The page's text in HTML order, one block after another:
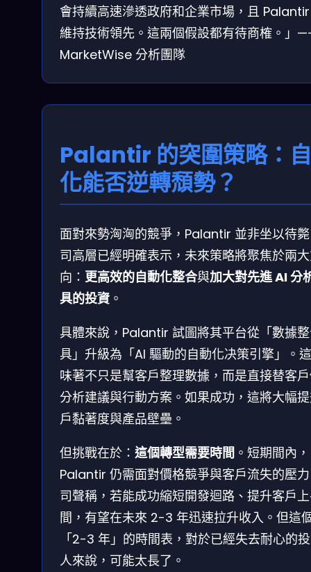
會持續高速滲透政府和企業市場，且
維持技術領先。這兩個假設都有待商榷。」
MarketWise 分析團隊
Palantir 的突圍策略：
化能否逆轉頹勢？
面對來勢洶洶的競爭，Palantir 並非坐以待
司高層已經明確表示，未來策略將聚焦於兩
向： 更高效的自動化整合與加大對先進 AI 分
具的投資。
具體來說，Palantir 試圖將其平台從「數據
具」升級為「AI 驅動的自動化决策引擎」。
味著不只是幫客戶整理數據，而是直接替客
分析建議與行動方案。如果成功，這將大幅
戶黏著度與產品壁壘。
但挑戰在於： 這個轉型需要時間 。短期間內，
Palantir 仍需面對價格競爭與客戶流失的壓
司聲稱，若能成功縮短開發迴路、提升客戶
間，有望在未來 2-3 年迅速拉升收入。但這
「2-3 年」的時間表，對於已經失去耐心的
人來說，可能太長了。